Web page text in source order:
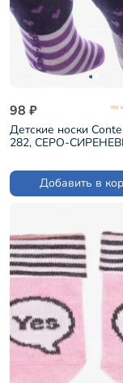
98 ₽ по
Детские носки
282, СЕРО-
Добавить в